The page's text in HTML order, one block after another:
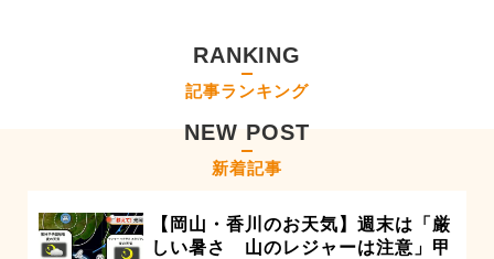
RANKING
記事ランキング
NEW POST
新着記事
【岡山・香川のお天気】週末は「厳
しい暑さ 山のレジャーは注意」甲